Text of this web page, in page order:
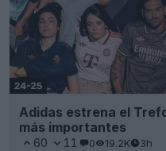
Adidas estrena el
más importantes
60 11 0 19.2K 3h